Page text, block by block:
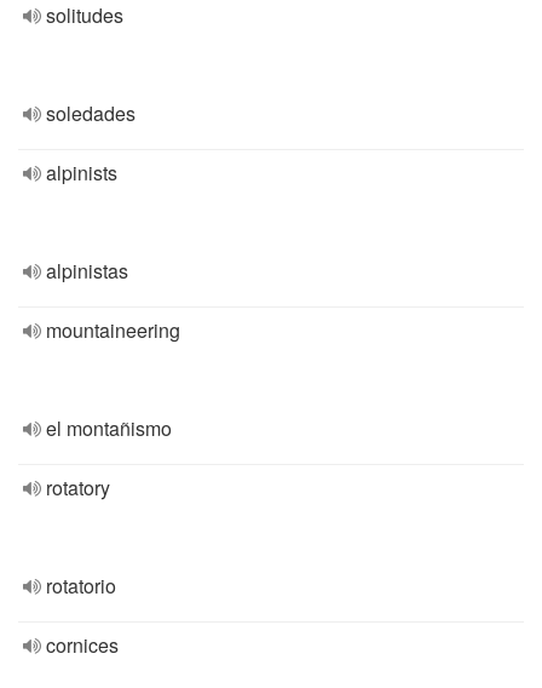
solitudes
soledades
alpinists
alpinistas
mountaineering
el montañismo
rotatory
rotatorio
cornices